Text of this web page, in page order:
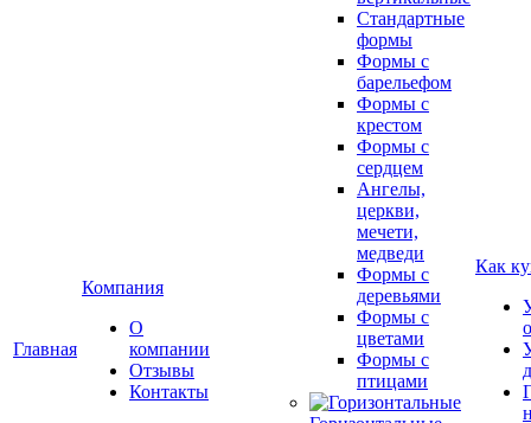
Главная
Компания
О
компании
Отзывы
Контакты
Стандартные
формы
Формы с
барельефом
Формы с
крестом
Формы с
сердцем
Ангелы,
церкви,
мечети,
медведи
Формы с
деревьями
Формы с
цветами
Формы с
птицами
Как